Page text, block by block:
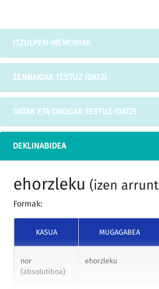
ITZULPEN-MEMORIAK
ZENBAKIAK TESTUZ IDATZI
DATAK ETA ORDUAK TESTUZ IDATZI
DEKLINABIDEA
ehorzleku (izen
Formak:
KASUA MUGAGABEA
nor
(absolutiboa)
ehorzleku